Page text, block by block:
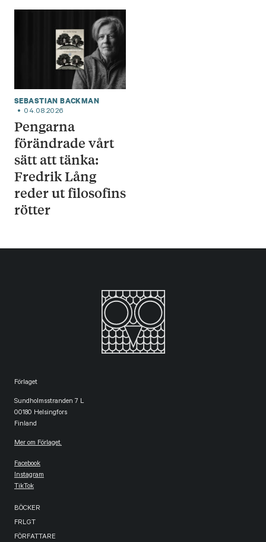
SEBASTIAN BACKMAN
04.08.2026
Pengarna
förändrade vårt
sätt att tänka:
Fredrik Lång
reder ut filosofins
rötter
Förlaget
Sundholmsstranden 7 L
00180 Helsingfors
Finland
Mer om Förlaget.
Facebook
Instagram
TikTok
BÖCKER
FRLGT
FÖRFATTARE